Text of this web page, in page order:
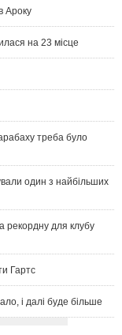
Ароку
на 23 місце
треба було
один з найбільших
рекордну для клубу
Гартс
і далі буде більше